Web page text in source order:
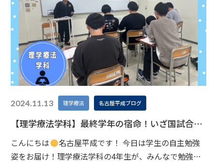
2024.11.13 理学療法 名古屋平成ブログ
【理学療法学科】最終学年の宿命！いざ国試合格
に向けて！
こんにちは
名古屋平成です！ 今日は学生の自主勉強
姿をお届け！理学療法学科の4年生が、みんなで勉強会